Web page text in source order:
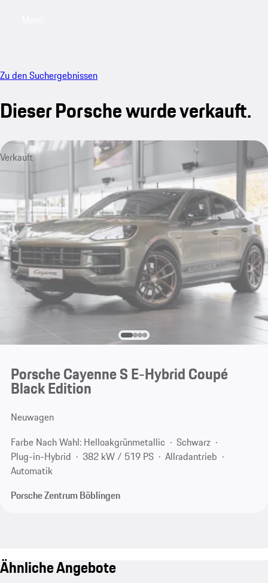
Zu den Suchergebnissen
Dieser Porsche wurde verkauft.
Verkauft
Porsche Cayenne S E-Hybrid Coupé
Black Edition
Neuwagen
Farbe Nach Wahl: Helloakgrünmetallic
Schwarz
Plug-in-Hybrid
382 kW / 519 PS
Allradantrieb
Automatik
Porsche Zentrum Böblingen
Ähnliche Angebote